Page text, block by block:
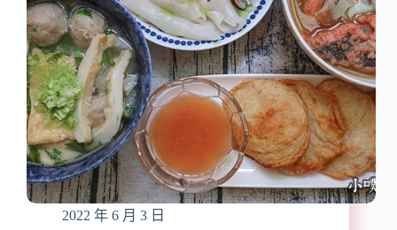
雞
蓉
粥、
菇
菇
蔬
食
粥
工
水
餃』
有
溫
度
的
純
手
工
水
餃/
2022 年 6 月 3 日